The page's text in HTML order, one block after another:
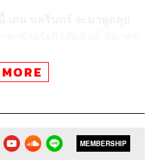
จะทำให้ยานวัตกรรม
Secret SauceMEMBERSHIP